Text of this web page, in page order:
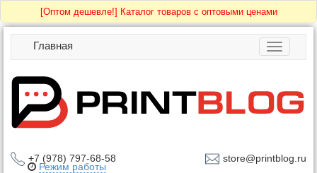
[Оптом дешевле!] Каталог товаров с оптовыми ценами
Toggle
Главная
+7 (978) 797-68-58 store@printblog.ru
Режим работы